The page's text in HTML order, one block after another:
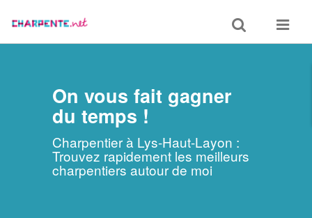
Toggle
search
Toggle
On vous fait gagner
du temps !
Charpentier à Lys-Haut-Layon :
Trouvez rapidement les meilleurs
charpentiers autour de moi